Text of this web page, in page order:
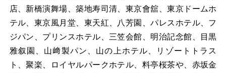
店、新橋演舞場、築地寿司清、東京會舘、東京ドームホ
テル、東京風月堂、東天紅、八芳園、パレスホテル、フ
ジパン、プリンスホテル、三笠会館、明治記念館、目黒
雅叙園、山﨑製パン、山の上ホテル、リゾートトラス
ト、聚楽、ロイヤルパークホテル、料亭桜茶や、赤坂金